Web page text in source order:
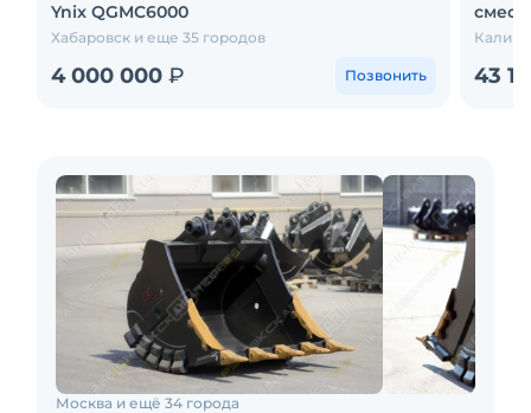
Ynix QGMC6000
Хабаровск и еще 35 городов
4 000 000 ₽ Позвонить 43
Москва и ещё 34 города